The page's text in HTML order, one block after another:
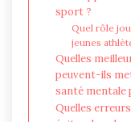
sport ?
Quel rôle
jeunes
Quelles
peuvent-ils
santé mentale
Quelles